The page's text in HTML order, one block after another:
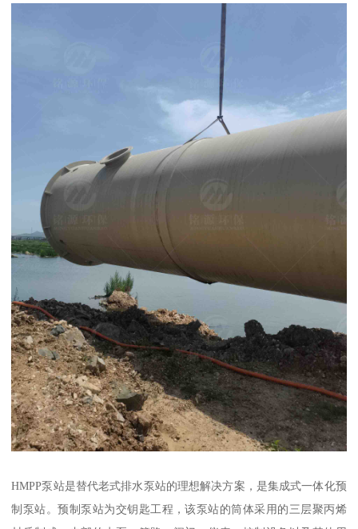
HMPP泵站是替代老式排水泵站的理想解决方案，是集成式一体化预
制泵站。预制泵站为交钥匙工程，该泵站的筒体采用的三层聚丙烯